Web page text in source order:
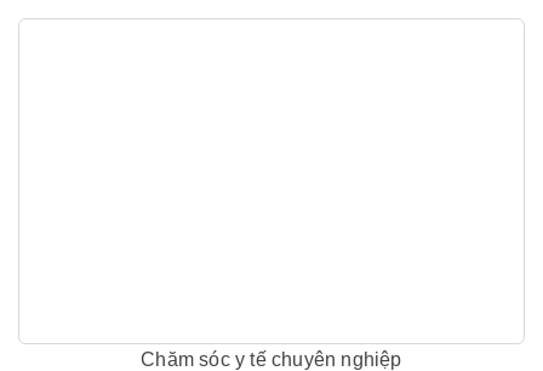
Chăm sóc y tế chuyên nghiệp